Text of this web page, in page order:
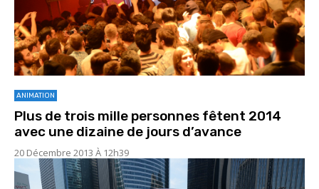
ANIMATION
Plus de trois mille personnes fêtent 2014
avec une dizaine de jours d’avance
20 Décembre 2013 À 12h39